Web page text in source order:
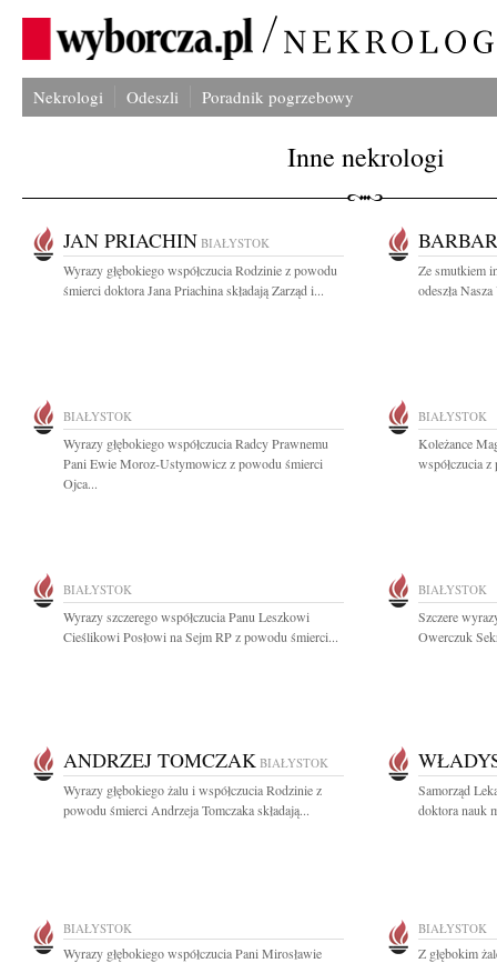
Nekrologi Odeszli Poradnik pogrzebowy
Inne nekrologi
JAN PRIACHIN BIAŁYSTOK
Wyrazy głębokiego współczucia Rodzinie z powodu
śmierci doktora Jana Priachina składają Zarząd i...
Ze smutkiem
odeszła
BIAŁYSTOK
Wyrazy głębokiego współczucia Radcy Prawnemu
Pani Ewie Moroz-Ustymowicz z powodu śmierci
Ojca...
BIAŁYSTOK
Koleżance
współczucia
BIAŁYSTOK
Wyrazy szczerego współczucia Panu Leszkowi
Cieślikowi Posłowi na Sejm RP z powodu śmierci...
BIAŁYSTOK
Szczere
Owerczuk
ANDRZEJ TOMCZAK BIAŁYSTOK
Wyrazy głębokiego żalu i współczucia Rodzinie z
powodu śmierci Andrzeja Tomczaka składają...
Samorząd
doktora nauk
BIAŁYSTOK
Wyrazy głębokiego współczucia Pani Mirosławie
BIAŁYSTOK
Z głębokim